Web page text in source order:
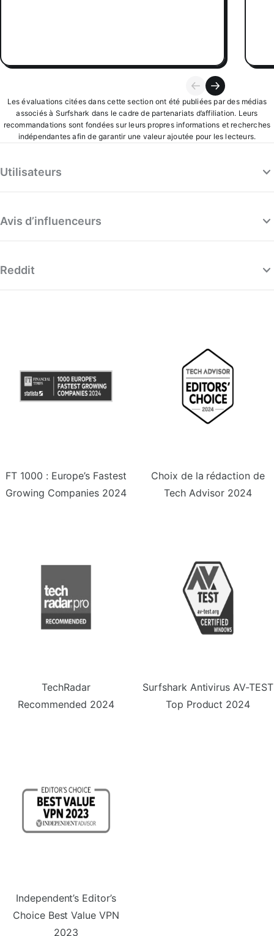
Les évaluations citées dans cette section ont été publiées par des médias
associés à Surfshark dans le cadre de partenariats d’affiliation. Leurs
recommandations sont fondées sur leurs propres informations et recherches
indépendantes afin de garantir une valeur ajoutée pour les lecteurs.
Utilisateurs
Avis d’influenceurs
Reddit
FT 1000 : Europe’s Fastest
Growing Companies 2024
Choix de la rédaction de
Tech Advisor 2024
TechRadar
Recommended 2024
Surfshark Antivirus AV-TEST
Top Product 2024
Independent’s Editor’s
Choice Best Value VPN
2023